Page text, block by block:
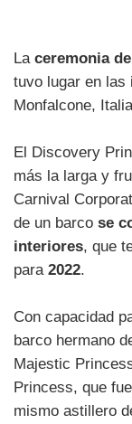
La ceremonia
tuvo lugar en las
Monfalcone,
El Discovery
más la larga y
Carnival
de un barco se
interiores, que
para 2022.
Con capacidad
barco hermano
Majestic
Princess, que
mismo astillero